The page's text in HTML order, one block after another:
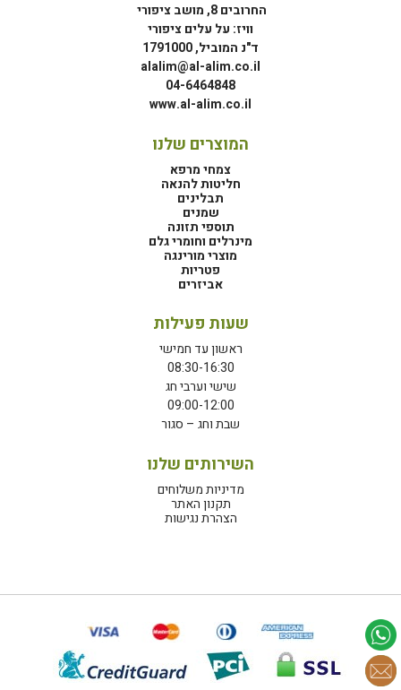
החרובים 8, מושב ציפורי
וויז: על עלים ציפורי
ד"נ המוביל, 1791000
alalim@al-alim.co.il
04-6464848
www.al-alim.co.il
המוצרים שלנו
צמחי מרפא
חליטות להנאה
תבלינים
שמנים
תוספי תזונה
מינרלים וחומרי גלם
מוצרי מורינגה
פטריות
אביזרים
שעות פעילות
ראשון עד חמישי
08:30-16:30
שישי וערבי חג
09:00-12:00
שבת וחג – סגור
השירותים שלנו
מדיניות משלוחים
תקנון האתר
הצהרת נגישות